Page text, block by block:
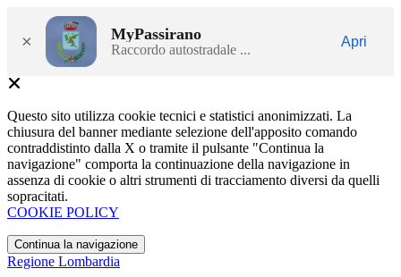
× MyPassirano
Raccordo autostradale ...
Apri
Questo sito utilizza cookie tecnici e statistici anonimizzati. La
chiusura del banner mediante selezione dell'apposito comando
contraddistinto dalla X o tramite il pulsante "Continua la
navigazione" comporta la continuazione della navigazione in
assenza di cookie o altri strumenti di tracciamento diversi da quelli
sopracitati.
COOKIE POLICY
Continua la navigazione
Regione Lombardia